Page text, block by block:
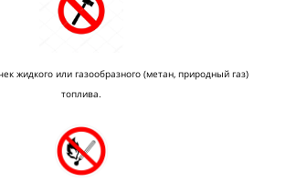
жидкого или газообразного (метан, природный газ)
топлива.